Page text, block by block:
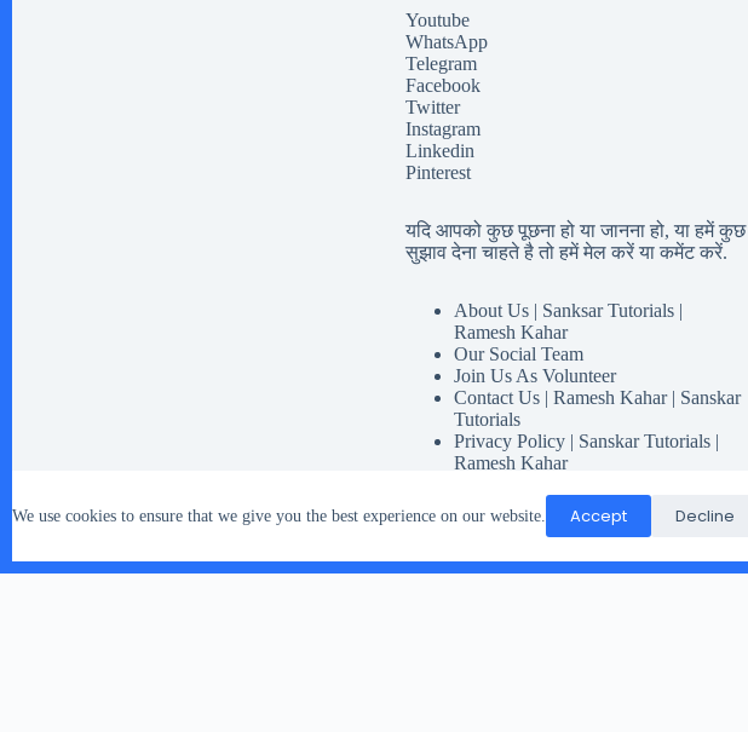
We use cookies to ensure that we give you the best experience on our website. Accept Decline
Youtube
WhatsApp
Telegram
Facebook
Twitter
Instagram
Linkedin
Pinterest
यदि आपको कुछ पूछना हो या जानना हो, या हमें कुछ
सुझाव देना चाहते है तो हमें मेल करें या कमेंट करें.
About Us | Sanksar Tutorials |
Ramesh Kahar
Our Social Team
Join Us As Volunteer
Contact Us | Ramesh Kahar | Sanskar
Tutorials
Privacy Policy | Sanskar Tutorials |
Ramesh Kahar
Our Social Responsibility
Terms And Conditions